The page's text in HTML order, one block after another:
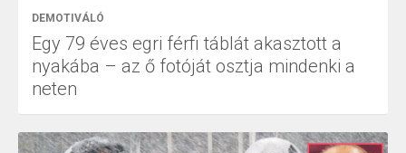
DEMOTIVÁLÓ
Egy 79 éves egri férfi táblát akasztott a
nyakába – az ő fotóját osztja mindenki a
neten